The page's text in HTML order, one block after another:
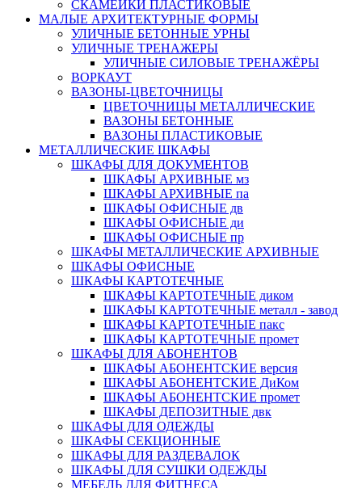
СКАМЕЙКИ ПЛАСТИКОВЫЕ
МАЛЫЕ АРХИТЕКТУРНЫЕ ФОРМЫ
УЛИЧНЫЕ БЕТОННЫЕ УРНЫ
УЛИЧНЫЕ ТРЕНАЖЕРЫ
УЛИЧНЫЕ СИЛОВЫЕ ТРЕНАЖЁРЫ
ВОРКАУТ
ВАЗОНЫ-ЦВЕТОЧНИЦЫ
ЦВЕТОЧНИЦЫ МЕТАЛЛИЧЕСКИЕ
ВАЗОНЫ БЕТОННЫЕ
ВАЗОНЫ ПЛАСТИКОВЫЕ
МЕТАЛЛИЧЕСКИЕ ШКАФЫ
ШКАФЫ ДЛЯ ДОКУМЕНТОВ
ШКАФЫ АРХИВНЫЕ мз
ШКАФЫ АРХИВНЫЕ па
ШКАФЫ ОФИСНЫЕ дв
ШКАФЫ ОФИСНЫЕ ди
ШКАФЫ ОФИСНЫЕ пр
ШКАФЫ МЕТАЛЛИЧЕСКИЕ АРХИВНЫЕ
ШКАФЫ ОФИСНЫЕ
ШКАФЫ КАРТОТЕЧНЫЕ
ШКАФЫ КАРТОТЕЧНЫЕ диком
ШКАФЫ КАРТОТЕЧНЫЕ металл - завод
ШКАФЫ КАРТОТЕЧНЫЕ пакс
ШКАФЫ КАРТОТЕЧНЫЕ промет
ШКАФЫ ДЛЯ АБОНЕНТОВ
ШКАФЫ АБОНЕНТСКИЕ версия
ШКАФЫ АБОНЕНТСКИЕ ДиКом
ШКАФЫ АБОНЕНТСКИЕ промет
ШКАФЫ ДЕПОЗИТНЫЕ двк
ШКАФЫ ДЛЯ ОДЕЖДЫ
ШКАФЫ СЕКЦИОННЫЕ
ШКАФЫ ДЛЯ РАЗДЕВАЛОК
ШКАФЫ ДЛЯ СУШКИ ОДЕЖДЫ
МЕБЕЛЬ ДЛЯ ФИТНЕСА